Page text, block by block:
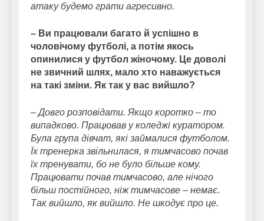
атаку будемо грати агресивно.
– Ви працювали багато й успішно в
чоловічому футболі, а потім якось
опинилися у футбол жіночому. Це доволі
не звичний шлях, мало хто наважується
на такі зміни. Як так у вас вийшло?
– Довго розповідати. Якщо коротко – то
випадково. Працював у коледжі куратором.
Була група дівчат, які займалися футболом.
Їх тренерка звільнилася, я тимчасово почав
їх тренувати, бо не було більше кому.
Працювати почав тимчасово, але нічого
більш постійного, ніж тимчасове – немає.
Так вийшло, як вийшло. Не шкодує про це.